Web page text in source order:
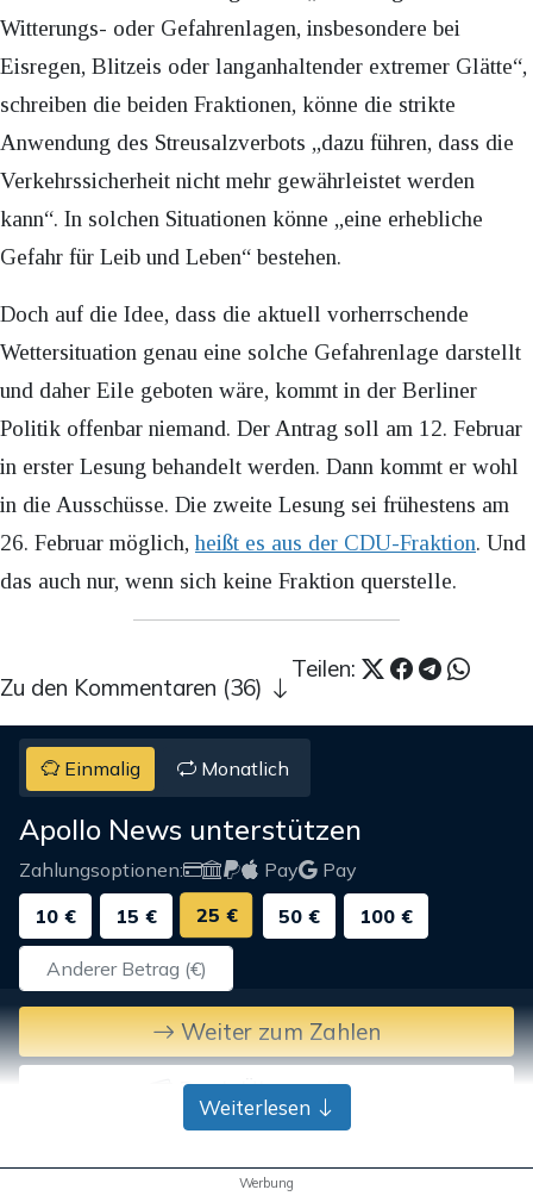
Witterungs- oder Gefahrenlagen, insbesondere bei
Eisregen, Blitzeis oder langanhaltender extremer Glätte“,
schreiben die beiden Fraktionen, könne die strikte
Anwendung des Streusalzverbots „dazu führen, dass die
Verkehrssicherheit nicht mehr gewährleistet werden
kann“. In solchen Situationen könne „eine erhebliche
Gefahr für Leib und Leben“ bestehen.
Doch auf die Idee, dass die aktuell vorherrschende
Wettersituation genau eine solche Gefahrenlage darstellt
und daher Eile geboten wäre, kommt in der Berliner
Politik offenbar niemand. Der Antrag soll am 12. Februar
in erster Lesung behandelt werden. Dann kommt er wohl
in die Ausschüsse. Die zweite Lesung sei frühestens am
26. Februar möglich,heißt es aus der CDU-Fraktion. Und
das auch nur, wenn sich keine Fraktion querstelle.
Teilen:
Zu den Kommentaren (36)
Einmalig Monatlich
Apollo News unterstützen
Zahlungsoptionen: Pay
Pay
10 €
15 € 25 € 50 € 100 €
Weiter zum Zahlen
Bank-Überweisung
Weiterlesen
Werbung